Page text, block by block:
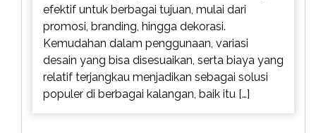
efektif untuk berbagai tujuan, mulai dari
promosi, branding, hingga dekorasi.
Kemudahan dalam penggunaan, variasi
desain yang bisa disesuaikan, serta biaya yang
relatif terjangkau menjadikan sebagai solusi
populer di berbagai kalangan, baik itu […]